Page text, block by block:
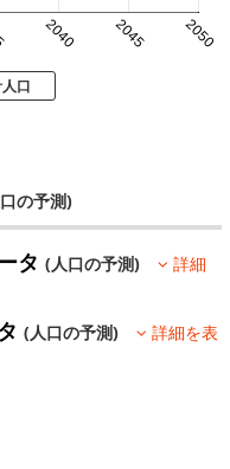
2040 2045 2050
口
の予測)
タ(人口の予測)
詳細
(人口の予測)
詳細を表